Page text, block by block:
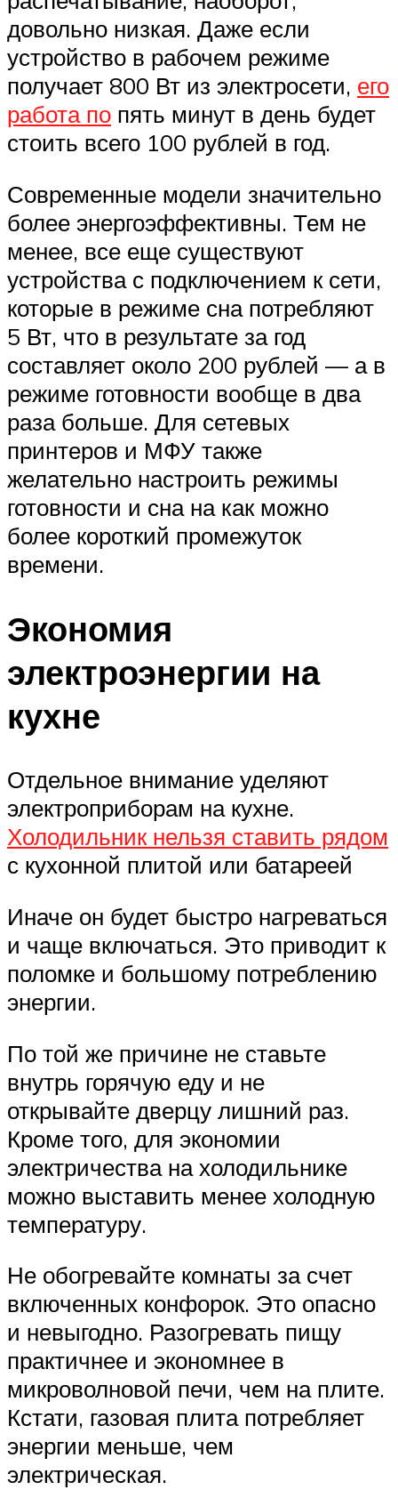
довольно низкая. Даже если
устройство в рабочем режиме
получает 800 Вт из электросети, его
работа по пять минут в день будет
стоить всего 100 рублей в год.
Современные модели значительно
более энергоэффективны. Тем не
менее, все еще существуют
устройства с подключением к сети,
которые в режиме сна потребляют
5 Вт, что в результате за год
составляет около 200 рублей — а в
режиме готовности вообще в два
раза больше. Для сетевых
принтеров и МФУ также
желательно настроить режимы
готовности и сна на как можно
более короткий промежуток
времени.
Экономия
электроэнергии на
кухне
Отдельное внимание уделяют
электроприборам на кухне.
Холодильник нельзя ставить рядом
с кухонной плитой или батареей
Иначе он будет быстро нагреваться
и чаще включаться. Это приводит к
поломке и большому потреблению
энергии.
По той же причине не ставьте
внутрь горячую еду и не
открывайте дверцу лишний раз.
Кроме того, для экономии
электричества на холодильнике
можно выставить менее холодную
температуру.
Не обогревайте комнаты за счет
включенных конфорок. Это опасно
и невыгодно. Разогревать пищу
практичнее и экономнее в
микроволновой печи, чем на плите.
Кстати, газовая плита потребляет
энергии меньше, чем
электрическая.